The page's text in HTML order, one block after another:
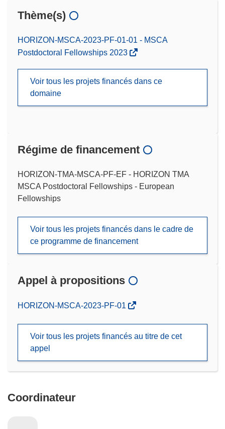
Thème(s)
HORIZON-MSCA-2023-PF-01-01 - MSCA
Postdoctoral Fellowships 2023
Voir tous les projets financés dans ce
domaine
Régime de financement
HORIZON-TMA-MSCA-PF-EF - HORIZON TMA
MSCA Postdoctoral Fellowships - European
Fellowships
Voir tous les projets financés dans le cadre de
ce programme de financement
Appel à propositions
(s’ouvre
nouvelle
fenêtre)
HORIZON-MSCA-2023-PF-01
Voir tous les projets financés au titre de cet
appel
Coordinateur